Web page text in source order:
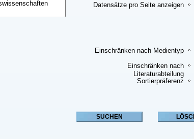
Datensätze pro Seite anzeigen
Einschränken nach Medientyp
Einschränken nach
Literaturabteilung
Sortierpräferenz